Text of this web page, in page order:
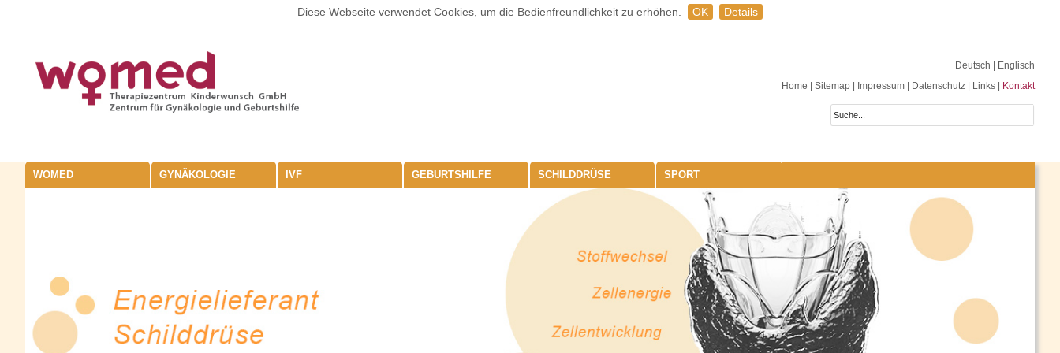
Diese Webseite verwendet Cookies, um die Bedienfreundlichkeit zu erhöhen. OK Details
Deutsch
| Englisch
Home
Sitemap Impressum Datenschutz Links Kontakt
WOMED GYNÄKOLOGIE IVF GEBURTSHILFE SCHILDDRÜSE SPORT